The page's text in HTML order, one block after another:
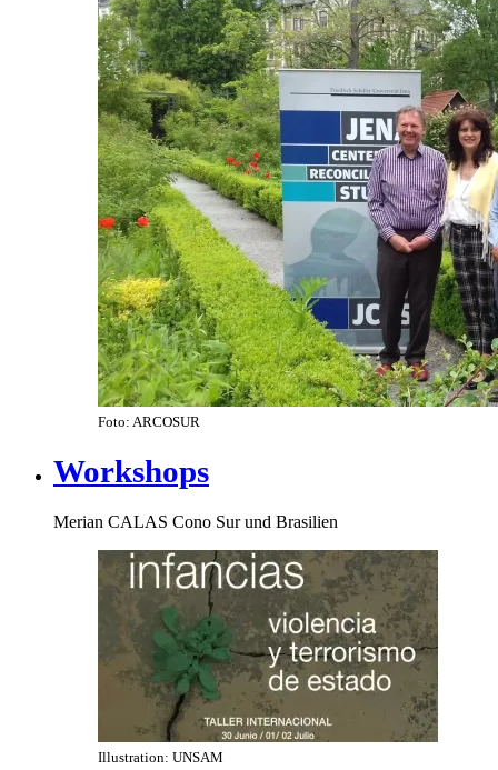
Foto: ARCOSUR
Workshops
Merian CALAS Cono Sur und Brasilien
Illustration: UNSAM